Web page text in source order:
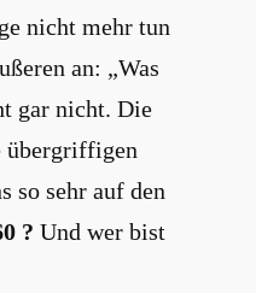
nicht mehr tun
an: „Was
gar nicht. Die
übergriffigen
so sehr auf den
? Und wer bist